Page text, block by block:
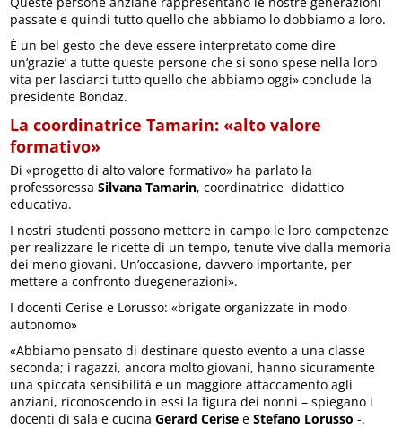
passate e quindi tutto quello che abbiamo lo dobbiamo a loro.
È un bel gesto che deve essere interpretato come dire
un‘grazie’ a tutte queste persone che si sono spese nella loro
vita per lasciarci tutto quello che abbiamo oggi» conclude la
presidente Bondaz.
La coordinatrice Tamarin: «alto valore
formativo»
Di «progetto di alto valore formativo» ha parlato la
professoressa Silvana Tamarin, coordinatrice didattico
educativa.
I nostri studenti possono mettere in campo le loro competenze
per realizzare le ricette di un tempo, tenute vive dalla memoria
dei meno giovani. Un’occasione, davvero importante, per
mettere a confronto duegenerazioni».
I docenti Cerise e Lorusso: «brigate organizzate in modo
autonomo»
«Abbiamo pensato di destinare questo evento a una classe
seconda; i ragazzi, ancora molto giovani, hanno sicuramente
una spiccata sensibilità e un maggiore attaccamento agli
anziani, riconoscendo in essi la figura dei nonni – spiegano i
docenti di sala e cucinaGerard Cerise e Stefano Lorusso -.